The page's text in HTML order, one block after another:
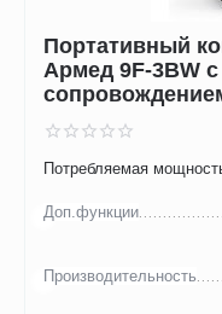
Портативный
Армед 9F-3BW
Потребляемая
Доп.функции
Производительность